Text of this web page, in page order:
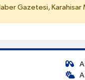
Gazetesi,